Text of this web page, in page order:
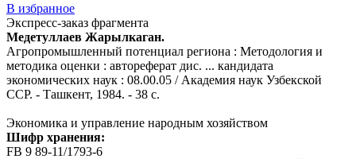
В избранное
Экспресс-заказ фрагмента
Медетуллаев Жарылкаган.
Агропромышленный потенциал региона : Методология и
методика оценки : автореферат дис. ... кандидата
экономических наук : 08.00.05 / Академия наук Узбекской
ССР. - Ташкент, 1984. - 38 с.
Экономика и управление народным хозяйством
Шифр хранения:
FB 9 89-11/1793-6